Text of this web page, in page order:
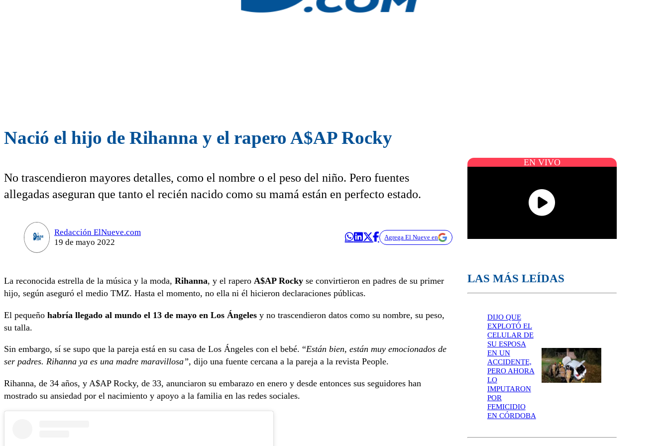
Nació el hijo de Rihanna y el rapero A$AP Rocky
No trascendieron mayores detalles, como el nombre o el peso del niño. Pero fuentes
allegadas aseguran que tanto el recién nacido como su mamá están en perfecto estado.
Redacción ElNueve.com
19 de mayo 2022
Agrega El Nueve en
La reconocida estrella de la música y la moda, Rihanna, y el rapero A$AP Rocky se convirtieron en padres de su primer
hijo, según aseguró el medio TMZ. Hasta el momento, no ella ni él hicieron declaraciones públicas.
El pequeño habría llegado al mundo el 13 de mayo en Los Ángeles y no trascendieron datos como su nombre, su peso,
su talla.
Sin embargo, sí se supo que la pareja está en su casa de Los Ángeles con el bebé. “Están bien, están muy emocionados de
ser padres. Rihanna ya es una madre maravillosa”, dijo una fuente cercana a la pareja a la revista People.
Rihanna, de 34 años, y A$AP Rocky, de 33, anunciaron su embarazo en enero y desde entonces sus seguidores han
mostrado su ansiedad por el nacimiento y apoyo a la familia en las redes sociales.
EN VIVO
LAS MÁS LEÍDAS
DIJO QUE
EXPLOTÓ EL
CELULAR DE
SU ESPOSA
EN UN
ACCIDENTE,
PERO AHORA
LO
IMPUTARON
POR
FEMICIDIO
EN CÓRDOBA